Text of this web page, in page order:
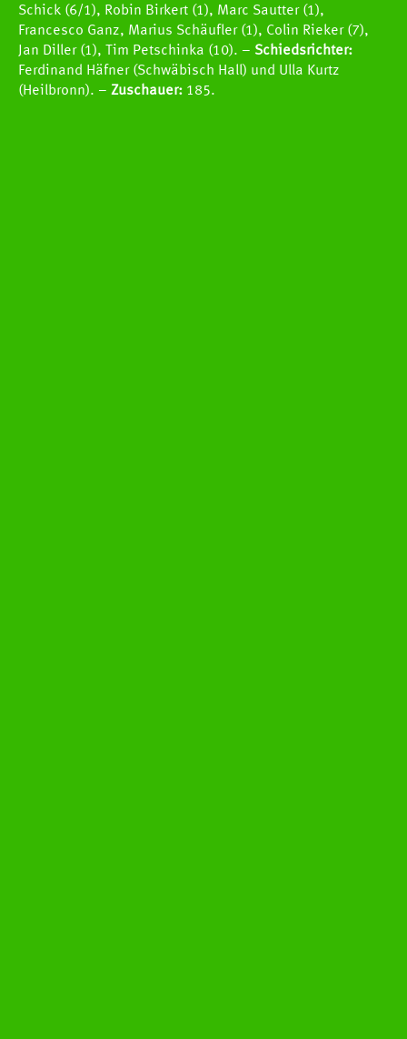
Schick (6/1), Robin Birkert (1), Marc Sautter (1),
Francesco Ganz, Marius Schäufler (1), Colin Rieker (7),
Jan Diller (1), Tim Petschinka (10). – Schiedsrichter:
Ferdinand Häfner (Schwäbisch Hall) und Ulla Kurtz
(Heilbronn). – Zuschauer: 185.